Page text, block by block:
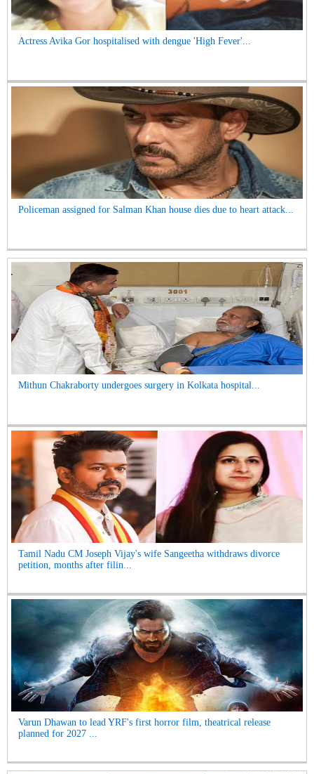
Actress Avika Gor hospitalised with dengue 'High Fever'...
Policeman assigned for Salman Khan house dies due to heart attack...
Mithun Chakraborty undergoes surgery in Kolkata hospital...
Tamil Nadu CM Joseph Vijay's wife Sangeetha withdraws divorce
petition, months after filin...
Varun Dhawan to lead YRF's first horror film, theatrical release
planned for 2027 ...